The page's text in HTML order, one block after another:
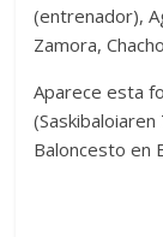
(entrenador),
Zamora,
Aparece esta
Baloncesto en